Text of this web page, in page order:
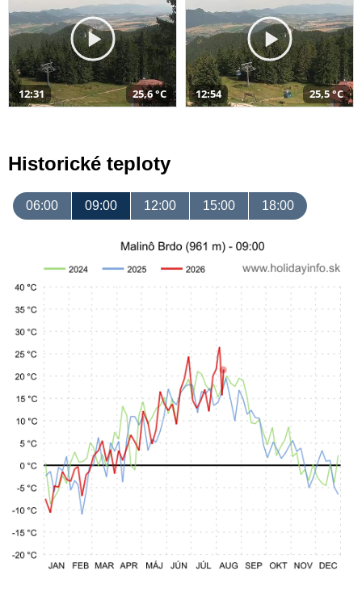
12:31 25,6 °C 12:54 25,5 °C
Historické teploty
06:00 09:00 12:00 15:00 18:00